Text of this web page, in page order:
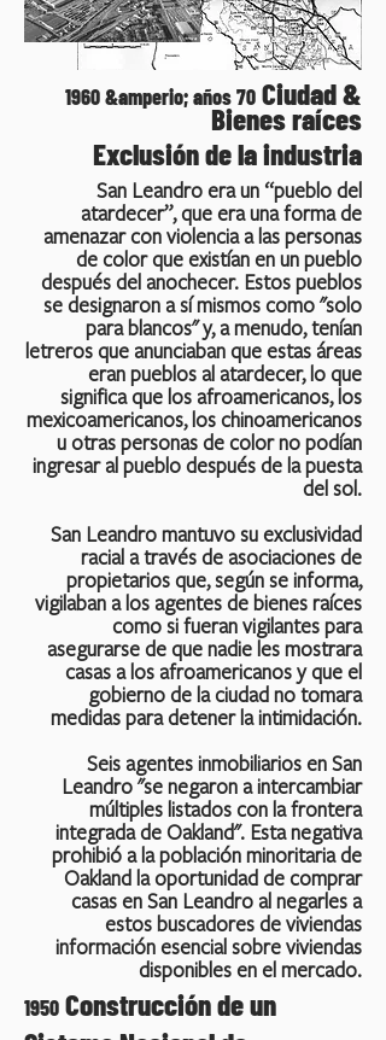
1960 &amperio; años 70 Ciudad &
Bienes raíces
Exclusión de la industria
San Leandro era un “pueblo del
atardecer”, que era una forma de
amenazar con violencia a las personas
de color que existían en un pueblo
después del anochecer. Estos pueblos
se designaron a sí mismos como "solo
para blancos" y, a menudo, tenían
letreros que anunciaban que estas áreas
eran pueblos al atardecer, lo que
significa que los afroamericanos, los
mexicoamericanos, los chinoamericanos
u otras personas de color no podían
ingresar al pueblo después de la puesta
del sol.
San Leandro mantuvo su exclusividad
racial a través de asociaciones de
propietarios que, según se informa,
vigilaban a los agentes de bienes raíces
como si fueran vigilantes para
asegurarse de que nadie les mostrara
casas a los afroamericanos y que el
gobierno de la ciudad no tomara
medidas para detener la intimidación.
Seis agentes inmobiliarios en San
Leandro "se negaron a intercambiar
múltiples listados con la frontera
integrada de Oakland". Esta negativa
prohibió a la población minoritaria de
Oakland la oportunidad de comprar
casas en San Leandro al negarles a
estos buscadores de viviendas
información esencial sobre viviendas
disponibles en el mercado.
1950 Construcción de un